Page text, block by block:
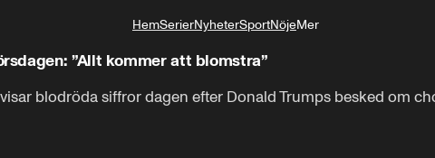
HemSerierNyheterSportNöjeMer
”Allt kommer att blomstra”
blodröda siffror dagen efter Donald Trumps besked om